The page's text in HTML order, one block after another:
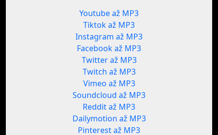
Youtube až MP3
Tiktok až MP3
Instagram až MP3
Facebook až MP3
Twitter až MP3
Twitch až MP3
Vimeo až MP3
Soundcloud až MP3
Reddit až MP3
Dailymotion až MP3
Pinterest až MP3